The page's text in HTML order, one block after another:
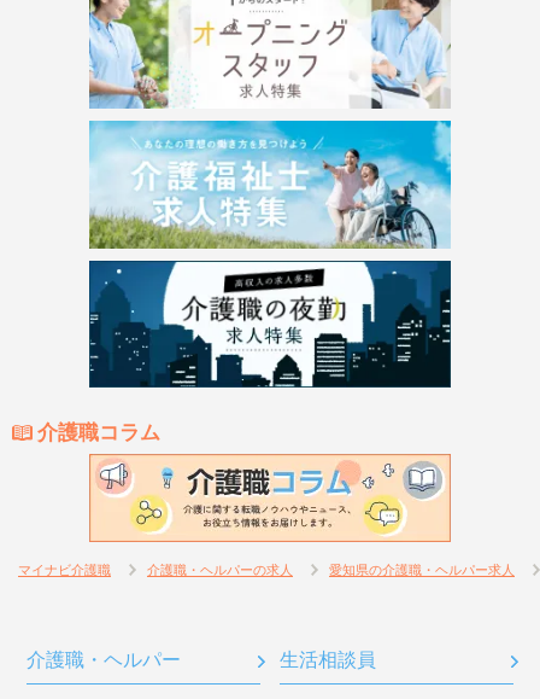
介護職コラム
マイナビ介護職 介護職・ヘルパーの求人 愛知県の介護職・ヘルパー求人
介護職・ヘルパー 生活相談員